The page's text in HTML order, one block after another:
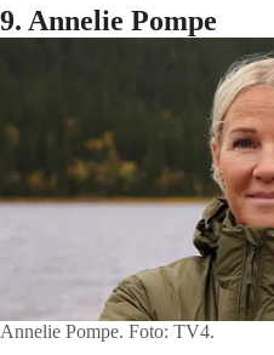
9. Annelie Pompe
Annelie Pompe. Foto: TV4.